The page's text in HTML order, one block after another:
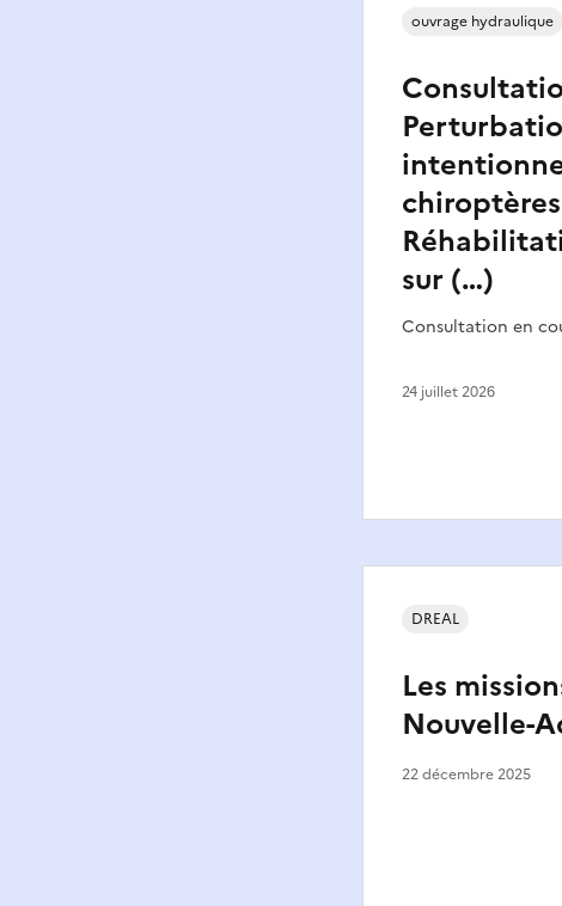
sur (…)
Consultation en
ouvrage hydraulique
24 juillet 2026
Les
Nouvelle-
DREAL
22 décembre 2025